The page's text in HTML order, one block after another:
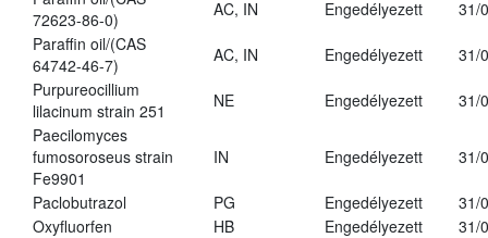
72623-86-0)
AC, IN Engedélyezett
31/
Paraffin oil/(CAS
64742-46-7)
AC, IN Engedélyezett
31/
Purpureocillium
lilacinum strain 251
NE Engedélyezett
31/
Paecilomyces
fumosoroseus strain
Fe9901
IN Engedélyezett 31/
Paclobutrazol PG Engedélyezett
31/
Oxyfluorfen
HB Engedélyezett
31/